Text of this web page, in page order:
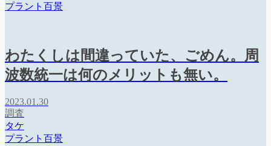
プラント百景
わたくしは間違っていた、ごめん。周
波数統一は何のメリットも無い。
2023.01.30
調査
タケ
プラント百景